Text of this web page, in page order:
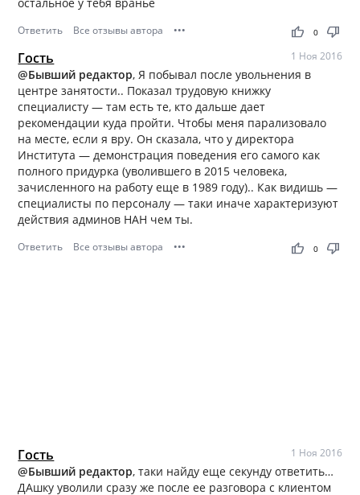
Ответить Все отзывы автора ••• thumb_up thumb_down
0
Гость 1 Ноя 2016
@Бывший редактор, Я побывал после увольнения в
центре занятости.. Показал трудовую книжку
специалисту — там есть те, кто дальше дает
рекомендации куда пройти. Чтобы меня парализовало
на месте, если я вру. Он сказала, что у директора
Института — демонстрация поведения его самого как
полного придурка (уволившего в 2015 человека,
зачисленного на работу еще в 1989 году).. Как видишь —
специалисты по персоналу — таки иначе характеризуют
действия админов НАН чем ты.
Ответить Все отзывы автора ••• thumb_up thumb_down
0
Гость 1 Ноя 2016
@Бывший редактор, таки найду еще секунду ответить…
ДАшку уволили сразу же после ее разговора с клиентом